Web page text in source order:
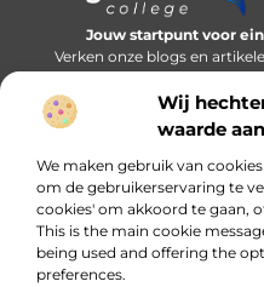
Wij
waarde
We maken gebruik van
om de gebruikerservaring te
cookies' om akkoord te gaan,
This is the main cookie
being used and offering the
preferences.
Jouw startpunt voor
Verken onze blogs en
Bericht categorie
Onze informatie